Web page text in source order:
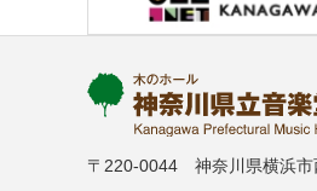
〒220-0044 神奈川県横浜市